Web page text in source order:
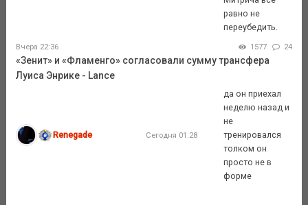
равно не
переубедить.
Вчера 22:36 1577 24
«Зенит» и «Фламенго» согласовали сумму трансфера
Луиса Энрике - Lance
Renegade Сегодня 01:28
да он приехал
неделю назад и
не
тренировался
толком он
просто не в
форме